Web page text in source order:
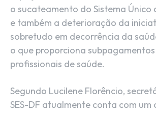
o sucateamento do Sistema Único
e também a deterioração da
sobretudo em decorrência da
o que proporciona
profissionais de saúde.
Segundo Lucilene Florêncio,
SES-DF atualmente conta com